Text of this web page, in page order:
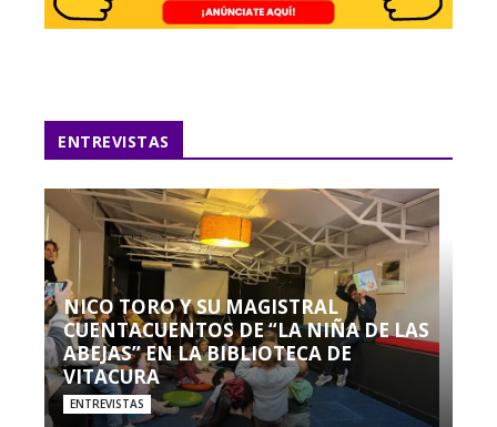
ENTREVISTAS
NICO TORO Y SU MAGISTRAL
CUENTACUENTOS DE “LA NIÑA DE LAS
ABEJAS” EN LA BIBLIOTECA DE
VITACURA
ENTREVISTAS